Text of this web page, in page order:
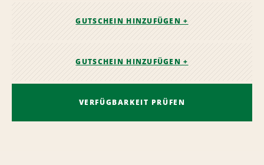
GUTSCHEIN HINZUFÜGEN +
GUTSCHEIN HINZUFÜGEN +
VERFÜGBARKEIT PRÜFEN